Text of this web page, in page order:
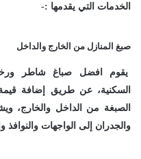
الخدمات التي يقدمها :-
صبغ المنازل من الخارج والداخل
يقوم افضل صباغ شاطر
السكنية، عن طريق إضافة
الصبغة من الداخل
والجدران إلى الواجهات والنوافذ